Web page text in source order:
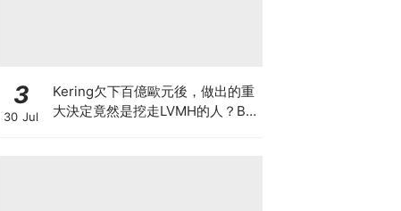
3
30 Jul
Kering欠下百億歐元後，做出的重
大決定竟然是挖走LVMH的人？BV